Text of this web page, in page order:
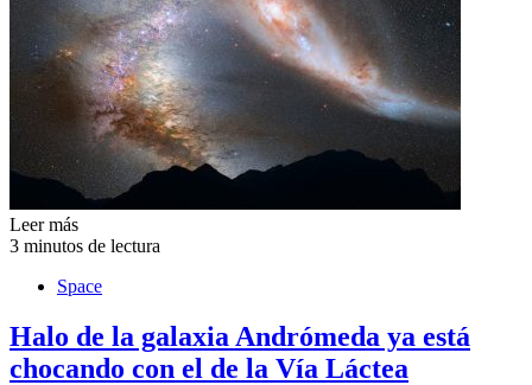
Leer más
3 minutos de lectura
Space
Halo de la galaxia Andrómeda ya está
chocando con el de la Vía Láctea